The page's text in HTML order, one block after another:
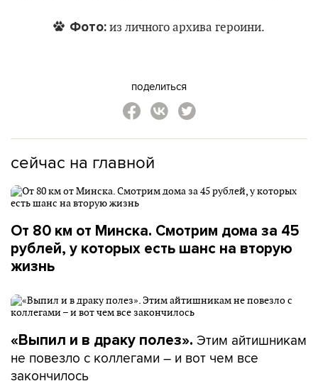
Фото: из личного архива героини.
поделиться
сейчас на главной
От 80 км от Минска. Смотрим дома за 45
рублей, у которых есть шанс на вторую
жизнь
«Выпил и в драку полез». Этим айтишникам
не повезло с коллегами – и вот чем все
закончилось